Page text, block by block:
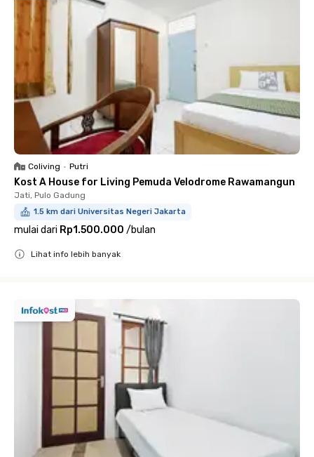
Coliving • Putri
Kost A House for Living Pemuda Velodrome Rawamangun
Jati, Pulo Gadung
1.5 km dari Universitas Negeri Jakarta
mulai dari Rp1.500.000 /bulan
Lihat info lebih banyak